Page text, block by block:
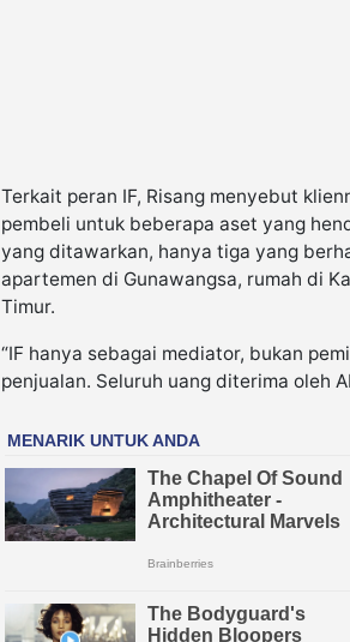
Terkait peran IF, Risang menyebut
pembeli untuk beberapa aset yang
yang ditawarkan, hanya tiga yang
apartemen di Gunawangsa, rumah di
Timur.
“IF hanya sebagai mediator, bukan
penjualan. Seluruh uang diterima oleh